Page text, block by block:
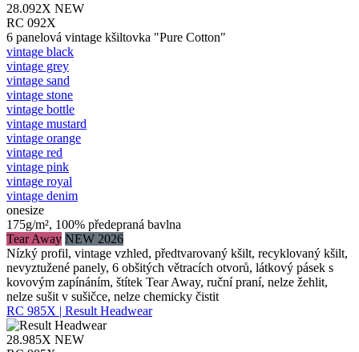
28.092X NEW
RC 092X
6 panelová vintage kšiltovka "Pure Cotton"
vintage black
vintage grey
vintage sand
vintage stone
vintage bottle
vintage mustard
vintage orange
vintage red
vintage pink
vintage royal
vintage denim
onesize
175g/m², 100% předepraná bavlna
Tear Away NEW 2026
Nízký profil, vintage vzhled, předtvarovaný kšilt, recyklovaný kšilt,
nevyztužené panely, 6 obšitých větracích otvorů, látkový pásek s
kovovým zapínáním, štítek Tear Away, ruční praní, nelze žehlit,
nelze sušit v sušičce, nelze chemicky čistit
RC 985X | Result Headwear
28.985X NEW